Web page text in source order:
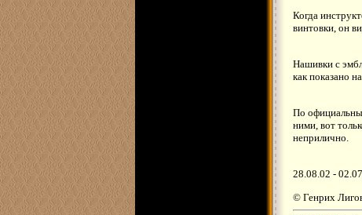
Когда
винтовки, он
Нашивки с
как показано
По
ними, вот
неприлично.
28.08.02 -
© Генрих